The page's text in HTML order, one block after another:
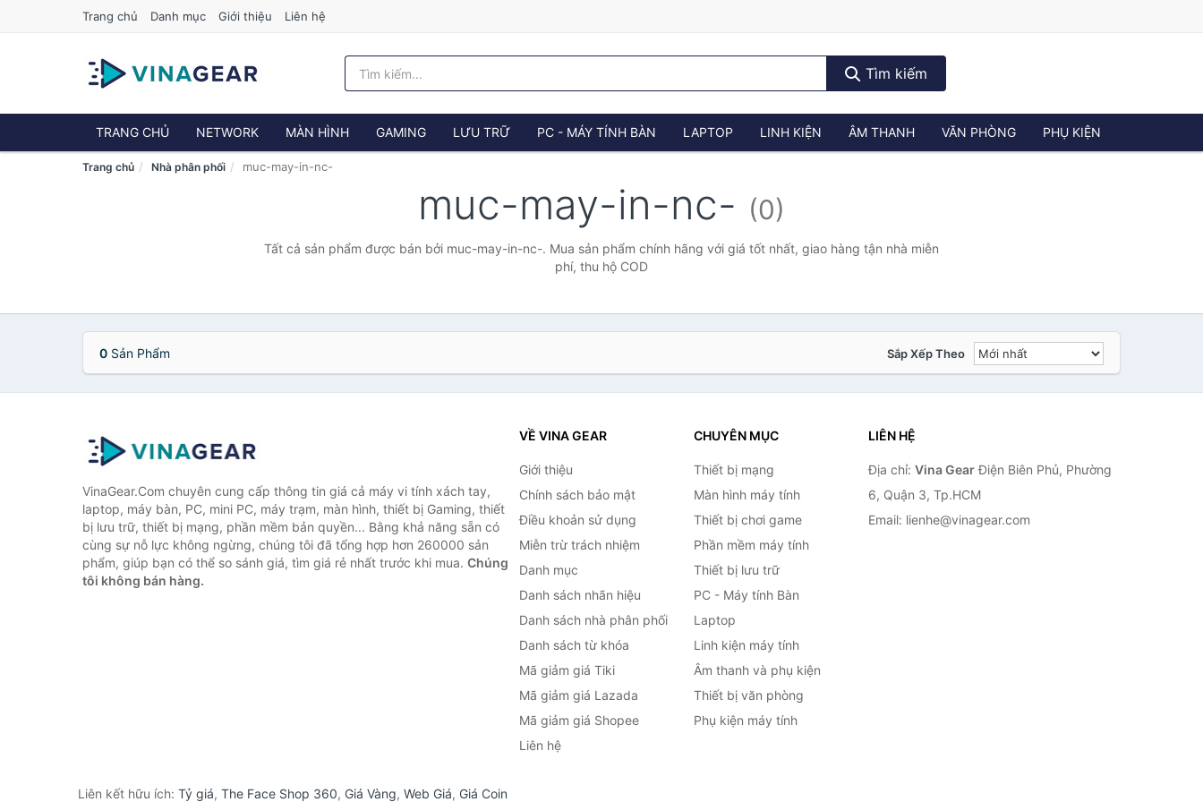
Trang chủ Danh mục Giới thiệu Liên hệ
Tìm kiếm
TRANG CHỦ NETWORK MÀN HÌNH GAMING LƯU TRỮ PC - MÁY TÍNH BÀN LAPTOP LINH KIỆN ÂM THANH VĂN PHÒNG PHỤ KIỆN
Trang chủ Nhà phân phối muc-may-in-nc-
muc-may-in-nc- (0)
Tất cả sản phẩm được bán bởi muc-may-in-nc-. Mua sản phẩm chính hãng với giá tốt nhất, giao hàng tận nhà miễn
phí, thu hộ COD
0 Sản Phẩm Sắp Xếp Theo
VinaGear.Com chuyên cung cấp thông tin giá cả máy vi tính xách tay,
laptop, máy bàn, PC, mini PC, máy trạm, màn hình, thiết bị Gaming, thiết
bị lưu trữ, thiết bị mạng, phần mềm bản quyền... Bằng khả năng sẵn có
cùng sự nỗ lực không ngừng, chúng tôi đã tổng hợp hơn 260000 sản
phẩm, giúp bạn có thể so sánh giá, tìm giá rẻ nhất trước khi mua. Chúng
tôi không bán hàng.
VỀ VINA GEAR
Giới thiệu
Chính sách bảo mật
Điều khoản sử dụng
Miễn trừ trách nhiệm
Danh mục
Danh sách nhãn hiệu
Danh sách nhà phân phối
Danh sách từ khóa
Mã giảm giá Tiki
Mã giảm giá Lazada
Mã giảm giá Shopee
Liên hệ
CHUYÊN MỤC
Thiết bị mạng
Màn hình máy tính
Thiết bị chơi game
Phần mềm máy tính
Thiết bị lưu trữ
PC - Máy tính Bàn
Laptop
Linh kiện máy tính
Âm thanh và phụ kiện
Thiết bị văn phòng
Phụ kiện máy tính
LIÊN HỆ
Địa chỉ: Vina GearĐiện Biên Phủ, Phường
6, Quận 3, Tp.HCM
Email: lienhe@vinagear.com
Liên kết hữu ích: Tỷ giá, The Face Shop 360, Giá Vàng, Web Giá, Giá Coin